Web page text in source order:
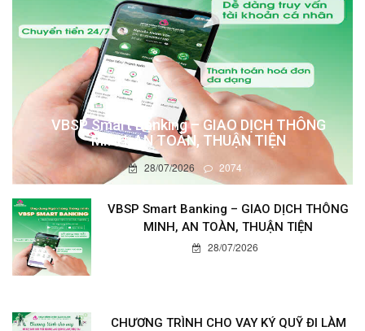
VBSP Smart Banking – GIAO DỊCH THÔNG
MINH, AN TOÀN, THUẬN TIỆN
28/07/2026 2074
VBSP Smart Banking – GIAO DỊCH THÔNG
MINH, AN TOÀN, THUẬN TIỆN
28/07/2026
CHƯƠNG TRÌNH CHO VAY KÝ QUỸ ĐI LÀM